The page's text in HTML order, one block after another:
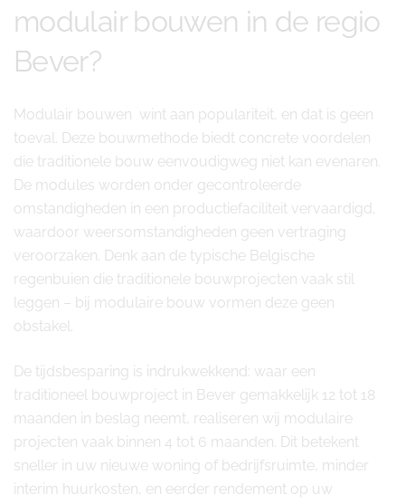
modulair bouwen in de regio
Bever?
Modulair bouwen wint aan populariteit, en dat is geen
toeval. Deze bouwmethode biedt concrete voordelen
die traditionele bouw eenvoudigweg niet kan evenaren.
De modules worden onder gecontroleerde
omstandigheden in een productiefaciliteit vervaardigd,
waardoor weersomstandigheden geen vertraging
veroorzaken. Denk aan de typische Belgische
regenbuien die traditionele bouwprojecten vaak stil
leggen – bij modulaire bouw vormen deze geen
obstakel.
De tijdsbesparing is indrukwekkend: waar een
traditioneel bouwproject in Bever gemakkelijk 12 tot 18
maanden in beslag neemt, realiseren wij modulaire
projecten vaak binnen 4 tot 6 maanden. Dit betekent
sneller in uw nieuwe woning of bedrijfsruimte, minder
interim huurkosten, en eerder rendement op uw